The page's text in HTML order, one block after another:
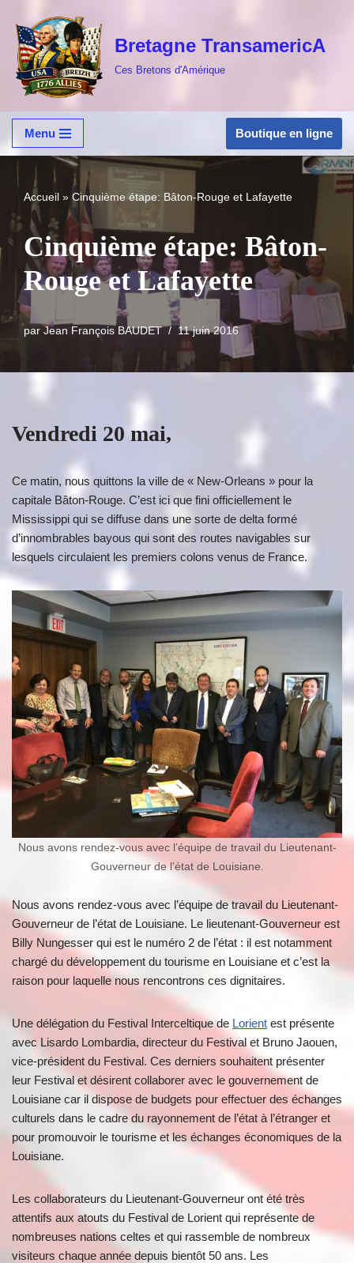
Aller
au
contenu
Bretagne TransamericA
Ces Bretons d'Amérique
Menu Boutique en ligne
Accueil » Cinquième étape: Bâton-Rouge et Lafayette
Cinquième étape: Bâton-
Rouge et Lafayette
par Jean François BAUDET 11 juin 2016
Vendredi 20 mai,
Ce matin, nous quittons la ville de « New-Orleans » pour la
capitale Bâton-Rouge. C’est ici que fini officiellement le
Mississippi qui se diffuse dans une sorte de delta formé
d’innombrables bayous qui sont des routes navigables sur
lesquels circulaient les premiers colons venus de France.
Nous avons rendez-vous avec l’équipe de travail du Lieutenant-
Gouverneur de l’état de Louisiane.
Nous avons rendez-vous avec l’équipe de travail du Lieutenant-
Gouverneur de l’état de Louisiane. Le lieutenant-Gouverneur est
Billy Nungesser qui est le numéro 2 de l’état : il est notamment
chargé du développement du tourisme en Louisiane et c’est la
raison pour laquelle nous rencontrons ces dignitaires.
Une délégation du Festival Interceltique de Lorient est présente
avec Lisardo Lombardia, directeur du Festival et Bruno Jaouen,
vice-président du Festival. Ces derniers souhaitent présenter
leur Festival et désirent collaborer avec le gouvernement de
Louisiane car il dispose de budgets pour effectuer des échanges
culturels dans le cadre du rayonnement de l’état à l’étranger et
pour promouvoir le tourisme et les échanges économiques de la
Louisiane.
Les collaborateurs du Lieutenant-Gouverneur ont été très
attentifs aux atouts du Festival de Lorient qui représente de
nombreuses nations celtes et qui rassemble de nombreux
visiteurs chaque année depuis bientôt 50 ans. Les